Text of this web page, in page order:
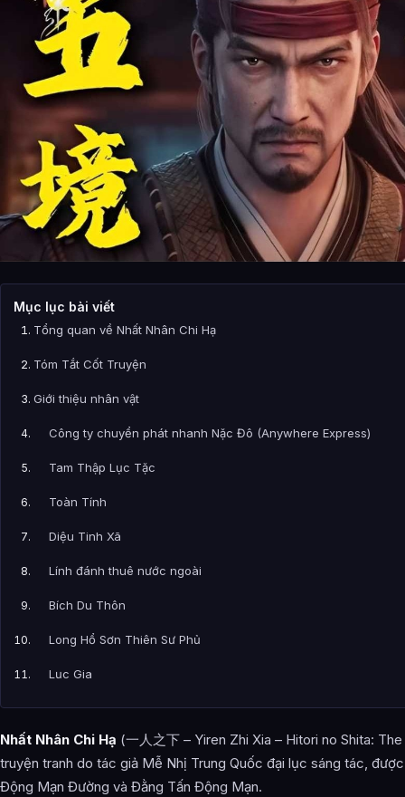
Mục lục bài viết
Tổng quan về Nhất Nhân Chi Hạ
Tóm Tắt Cốt Truyện
Giới thiệu nhân vật
Công ty chuyển phát nhanh Nặc Đô (Anywhere Express)
Tam Thập Lục Tặc
Toàn Tính
Diệu Tinh Xã
Lính đánh thuê nước ngoài
Bích Du Thôn
Long Hổ Sơn Thiên Sư Phủ
Lục Gia
Lữ Gia
Vương Gia
Cao Gia
Nhất Nhân Chi Hạ (一人之下 – Yiren Zhi Xia – Hitori no Shita:
truyện tranh do tác giả Mễ Nhị Trung Quốc đại lục sáng tác,
Động Mạn Đường và Đằng Tấn Động Mạn.